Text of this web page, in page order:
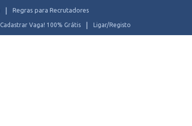
Regras para Recrutadores
Ligar/Registo
Cadastrar Vaga! 100% Grátis